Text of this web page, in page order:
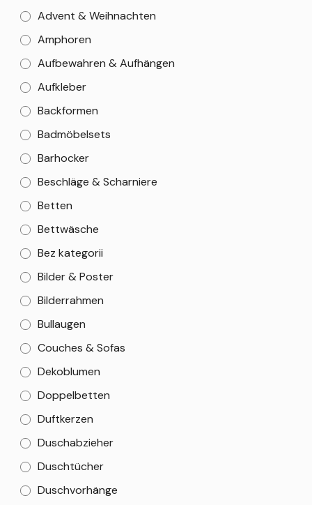
Advent & Weihnachten
Amphoren
Aufbewahren & Aufhängen
Aufkleber
Backformen
Badmöbelsets
Barhocker
Beschläge & Scharniere
Betten
Bettwäsche
Bez kategorii
Bilder & Poster
Bilderrahmen
Bullaugen
Couches & Sofas
Dekoblumen
Doppelbetten
Duftkerzen
Duschabzieher
Duschtücher
Duschvorhänge